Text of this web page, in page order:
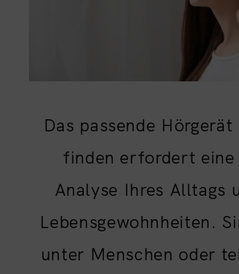
Das passende
finden erfordert eine
Analyse Ihres Alltags
Lebensgewohnheiten.
unter Menschen oder